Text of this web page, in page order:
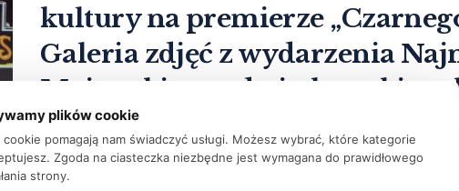
kultury na premierze
Galeria zdjęć z wydarzenia
Majewskiego od piątku w
PRZEZ REDAKCJA FTVK
W poniedziałek 30 września w Multikinie Złote Tarasy w Warszawie
Mercedesa”, najnowszego filmu Janusza Majewskiego, prezentowanego
plików cookie
cookie pomagają nam świadczyć usługi. Możesz wybrać, które kategorie
Zgoda na ciasteczka niezbędne jest wymagana do prawidłowego
strony.